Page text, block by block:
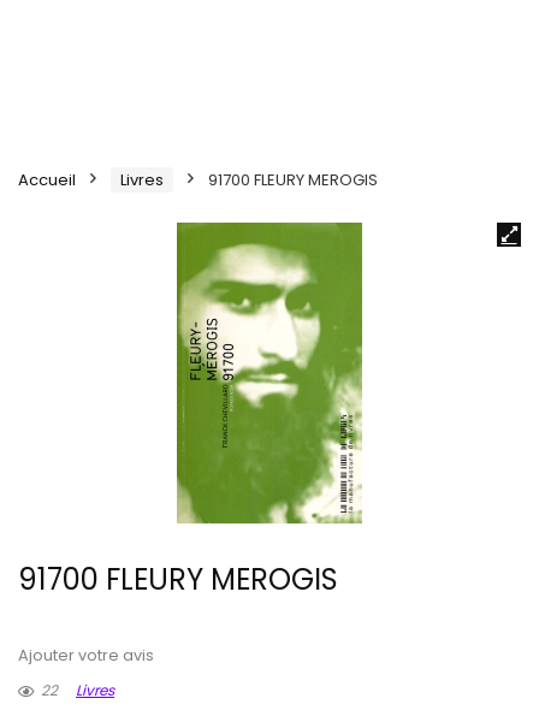
Accueil Livres 91700 FLEURY MEROGIS
91700 FLEURY MEROGIS
Ajouter votre avis
22
Livres